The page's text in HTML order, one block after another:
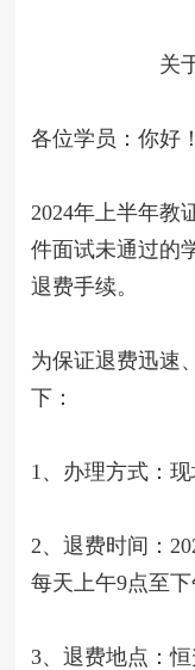
关
各位学员：你好！
2024年上半年教
件面试未通过的
退费手续。
为保证退费迅速
下：
1、办理方式：现
2、退费时间：
每天 上午9点至
3、退费地点：